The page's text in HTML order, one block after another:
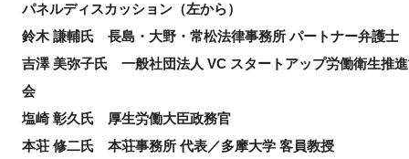
パネルディスカッション（左から）
鈴木 謙輔氏 長島・大野・常松法律事務所 パートナー弁護士
吉澤 美弥子氏 一般社団法人 VC スタートアップ労働衛生推
会
塩崎 彰久氏 厚生労働大臣政務官
本荘 修二氏 本荘事務所 代表／多摩大学 客員教授